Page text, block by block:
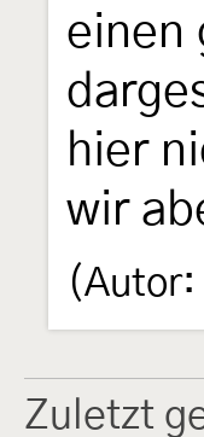
einen
hier
wir
(Autor:
Zuletzt